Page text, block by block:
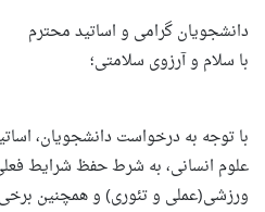
دانشجویان گرامی و اساتید محترم
با سلام و آرزوی سلامتی؛
با توجه به درخواست دانشجویان،
علوم انسانی، به شرط حفظ شرایط
ورزشی(عملی و تئوری) و همچنین